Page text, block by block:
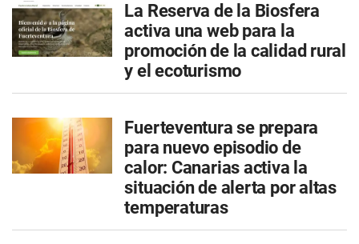
La Reserva de la Biosfera
activa una web para la
promoción de la calidad rural
y el ecoturismo
Fuerteventura se prepara
para nuevo episodio de
calor: Canarias activa la
situación de alerta por altas
temperaturas